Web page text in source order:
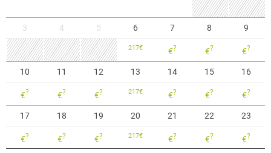
3 4 5 6
217€
7
€?
8
€?
9
€?
10
€?
11
€?
12
€?
13
217€
14
€?
15
€?
16
€?
17
€?
18
€?
19
€?
20
217€
21
€?
22
€?
23
€?